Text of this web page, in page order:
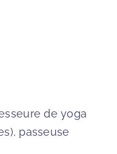
de yoga
passeuse